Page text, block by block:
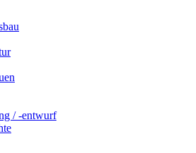
/ -entwurf